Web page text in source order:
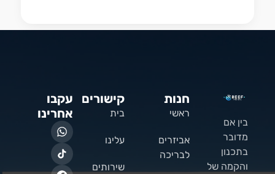
בין אם
מדובר
בתכנון
והקמה של
חנות
ראשי
אביזרים
לבריכה
קישורים
בית
עלינו
שירותים
עקבו
אחרינו